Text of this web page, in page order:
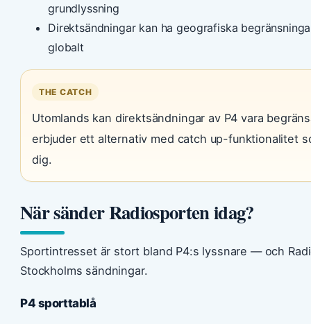
grundlyssning
Direktsändningar kan ha geografiska
globalt
THE CATCH
Utomlands kan direktsändningar av P4 vara
erbjuder ett alternativ med catch up-funktionalitet
dig.
När sänder Radiosporten idag?
Sportintresset är stort bland P4:s lyssnare — och
Stockholms sändningar.
P4 sporttablå